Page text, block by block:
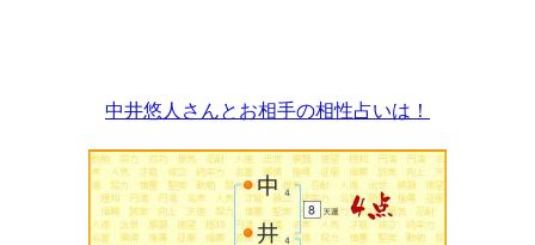
中井悠人さんとお相手の相性占いは！